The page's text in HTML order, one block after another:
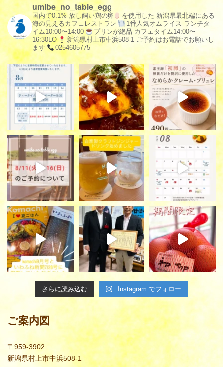
umibe_no_table_egg
国内で0.1% 放し飼い鶏の卵 を使用した 新潟県最北端にある
海の見えるカフェレストラン
1番人気オムライス ランチタ
イム10:00〜14:00
プリンが絶品 カフェタイム14:00〜
16:30LO
新潟県村上市中浜508-1 ご予約はお電話でお願いし
ます
0254605775
さらに読み込む Instagram でフォロー
ご案内図
〒959-3902
新潟県村上市中浜508-1